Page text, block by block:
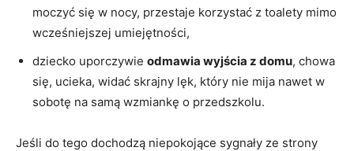
moczyć się w nocy, przestaje korzystać z toalety mimo
wcześniejszej umiejętności,
dziecko uporczywie odmawia wyjścia z domu, chowa
się, ucieka, widać skrajny lęk, który nie mija nawet w
sobotę na samą wzmiankę o przedszkolu.
Jeśli do tego dochodzą niepokojące sygnały ze strony